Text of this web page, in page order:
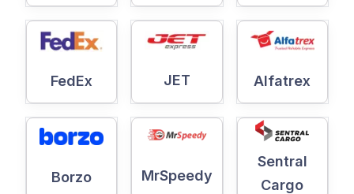
FedEx JET Alfatrex
Borzo MrSpeedy
Sentral
Cargo